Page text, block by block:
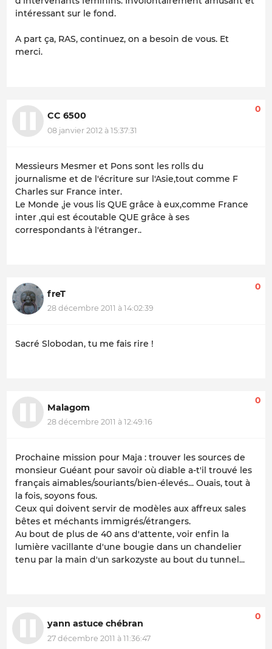
intéressant sur le fond.
A part ça, RAS, continuez, on a besoin de vous. Et
merci.
CC 6500
08 janvier 2012 à 15:37:31
0
Messieurs Mesmer et Pons sont les rolls du
journalisme et de l'écriture sur l'Asie,tout comme F
Charles sur France inter.
Le Monde ,je vous lis QUE grâce à eux,comme France
inter ,qui est écoutable QUE grâce à ses
correspondants à l'étranger..
freT
28 décembre 2011 à 14:02:39
0
Sacré Slobodan, tu me fais rire !
Malagom
28 décembre 2011 à 12:49:16
0
Prochaine mission pour Maja : trouver les sources de
monsieur Guéant pour savoir où diable a-t'il trouvé les
français aimables/souriants/bien-élevés... Ouais, tout à
la fois, soyons fous.
Ceux qui doivent servir de modèles aux affreux sales
bêtes et méchants immigrés/étrangers.
Au bout de plus de 40 ans d'attente, voir enfin la
lumière vacillante d'une bougie dans un chandelier
tenu par la main d'un sarkozyste au bout du tunnel...
yann astuce chébran
27 décembre 2011 à 11:36:47
0